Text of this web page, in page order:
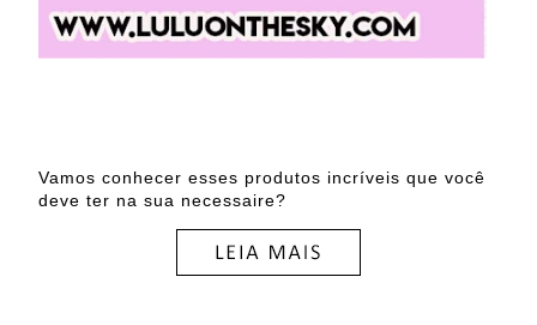
Vamos conhecer esses produtos incríveis que você
deve ter na sua necessaire?